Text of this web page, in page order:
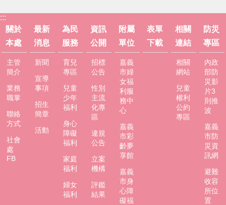
嘉
義
市
政
府
社
會
FB
:::
關於
本處
主管
簡介
業務
職掌
聯絡
方式
社會
處
FB
最新
消息
新聞
宣導
事項
招生
簡章
活動
為民
服務
育兒
專區
兒童
少年
福利
身心
障礙
福利
家庭
福利
婦女
福利
資訊
公開
招標
公告
性別
主流
化專
區
違規
公告
立案
機構
評鑑
結果
附屬
單位
嘉義
市婦
女福
利服
務中
心
嘉義
市彩
齡夢
享館
嘉義
市身
心障
礙福
表單
下載
相關
連結
相關
網站
兒童
權利
公約
專區
防災
專區
內政
部防
災影
片3
則推
波
嘉義
市防
災資
訊網
避難
收容
所位
置